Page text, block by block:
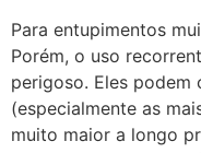
Para entupimentos
Porém, o uso
perigoso. Eles podem
(especialmente as
muito maior a longo